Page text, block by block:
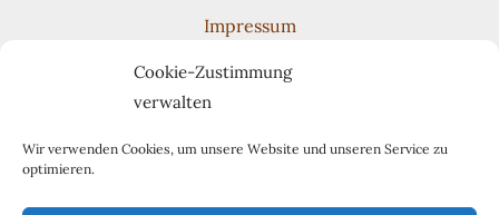
Cookie-Zustimmung
verwalten
Wir verwenden Cookies, um unsere Website und unseren Service zu
optimieren.
Impressum
Cookie-Richtlinie (EU)
Suchen